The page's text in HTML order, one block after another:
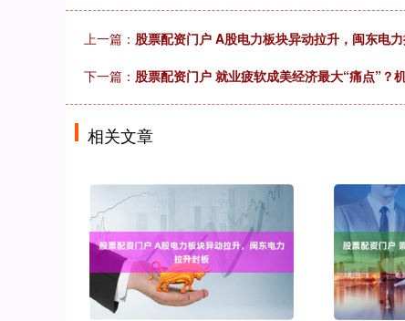
上一篇： 股票配资门户 A股电力板块异动拉升，闽东电
下一篇： 股票配资门户 就业疲软成美经济最大“痛点”？
相关文章